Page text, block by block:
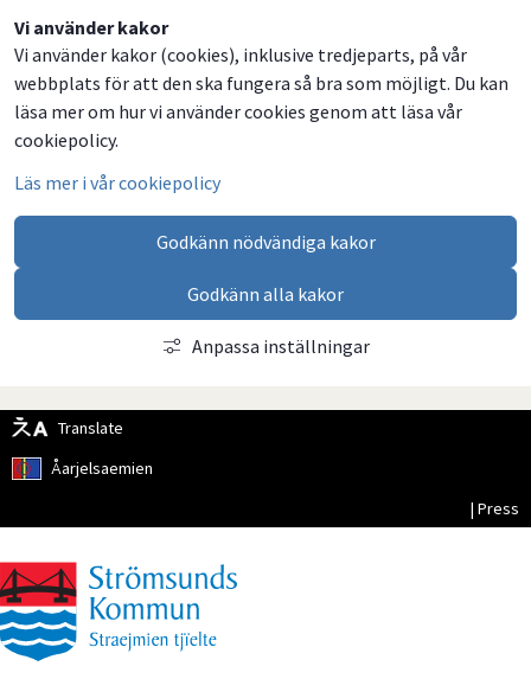
Vi använder kakor
Vi använder kakor (cookies), inklusive tredjeparts, på vår
webbplats för att den ska fungera så bra som möjligt. Du kan
läsa mer om hur vi använder cookies genom att läsa vår
cookiepolicy.
Läs mer i vår cookiepolicy
Godkänn nödvändiga kakor
Godkänn alla kakor
Anpassa inställningar
Translate
Åarjelsaemien
| Press
Dela
på
Facebook
Dela
på
Twitter
Dela
på
LinkedIn
Dela
via
email